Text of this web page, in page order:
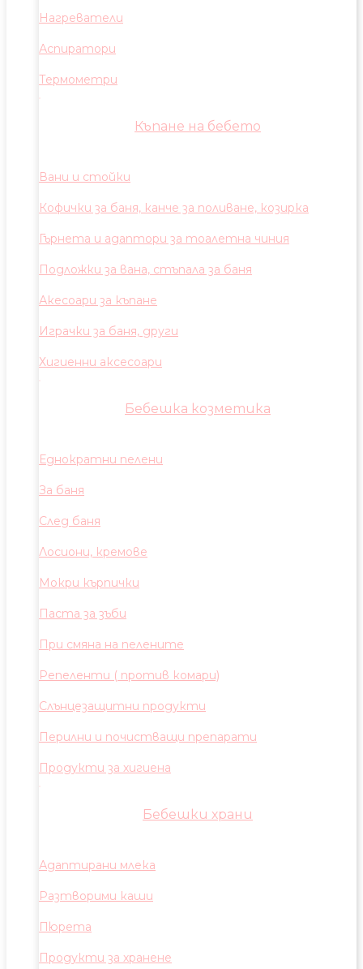
Нагреватели
Аспиратори
Термометри
Къпане на бебето
Вани и стойки
Кофички за баня, канче за поливане, козирка
Гърнета и адаптори за тоалетна чиния
Подложки за вана, стъпала за баня
Акесоари за къпане
Играчки за баня, други
Хигиенни аксесоари
Бебешка козметика
Еднократни пелени
За баня
След баня
Лосиони, кремове
Мокри кърпички
Паста за зъби
При смяна на пелените
Репеленти ( против комари)
Слънцезащитни продукти
Перилни и почистващи препарати
Продукти за хигиена
Бебешки храни
Адаптирани млека
Разтворими каши
Пюрета
Продукти за хранене